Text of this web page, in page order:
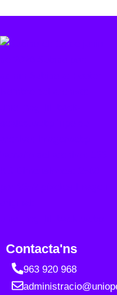
Contacta'ns
963 920 968